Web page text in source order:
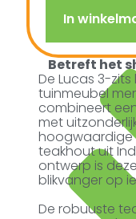
Snelle
In
Betreft het
De Lucas 3-
tuinmeubel
combineert
met
hoogwaardige
teakhout uit
ontwerp is
blikvanger op
De robuuste